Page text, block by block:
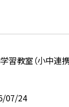
習教室（小中連携
07/24